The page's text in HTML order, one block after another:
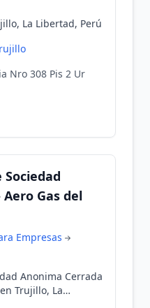
La Libertad, Perú
Nro 308 Pis 2 Ur
Gas del
Empresas
Anonima Cerrada
Trujillo, La